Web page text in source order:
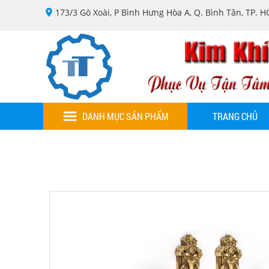
173/3 Gò Xoài, P Bình Hưng Hòa A, Q. Bình Tân, TP.
DANH MỤC SẢN PHẨM TRANG CHỦ